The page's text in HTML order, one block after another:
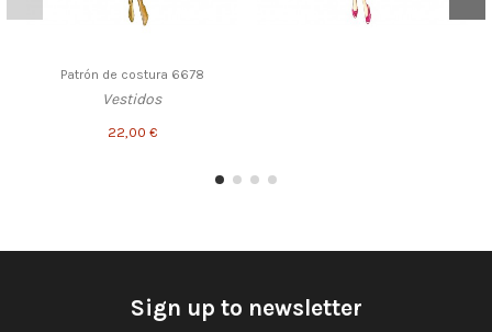
Patrón de costura 6678
Vestidos
22,00 €
Sign up to newsletter